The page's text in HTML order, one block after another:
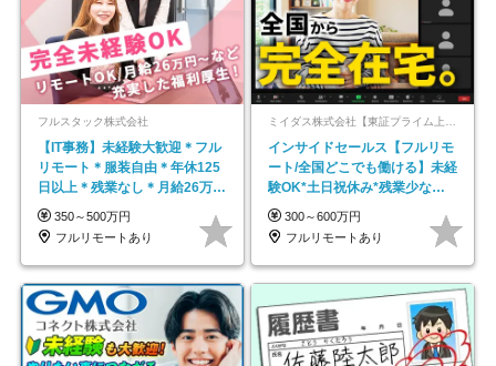
フルスタック株式会社
【IT事務】未経験大歓迎＊フル
リモート＊服装自由＊年休125
日以上＊残業なし＊月給26万円
以上
350～500万円
フルリモートあり
インサイドセールス【フルリモ
ート/全国どこでも働ける】未経
験OK*土日祝休み*残業少なめ*
在宅勤務手当あり
300～600万円
フルリモートあり